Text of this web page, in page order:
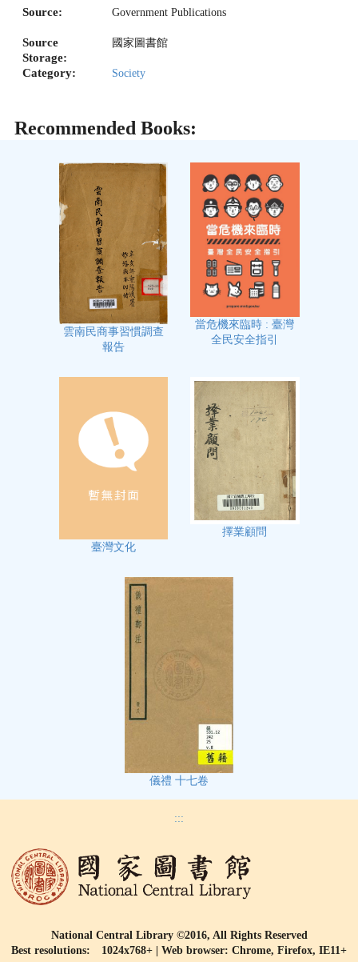
Source: Government Publications
Source
Storage:
國家圖書館
Category: Society
Recommended Books:
雲南民商事習慣調查
報告
當危機來臨時 : 臺灣
全民安全指引
臺灣文化
擇業顧問
儀禮 十七卷
:::
National Central Library ©2016, All Rights Reserved
Best resolutions: 1024x768+ | Web browser: Chrome, Firefox, IE11+